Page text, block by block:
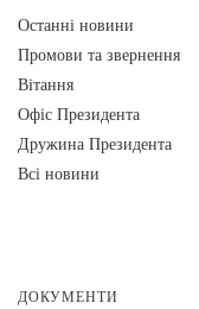
Останні новини
Промови та звернення
Вiтання
Офіс Президента
Дружина Президента
Всі новини
ДОКУМЕНТИ